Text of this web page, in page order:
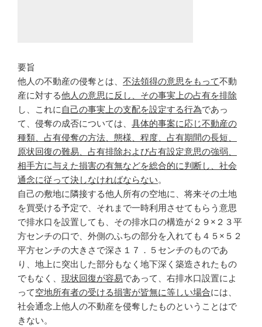
要旨
他人の不動産の侵奪とは、 不法領得の意思をもって不動
産に対する他人の意思に反し、その事実上の占有を排除
し、これに 自己の事実上の支配を設定する行為であっ
て、侵奪の成否については、 具体的事案に応じ不動産の
種類、占有侵奪の方法、態様、程度、占有期間の長短、
原状回復の難易、占有排除および占有設定意思の強弱、
相手方に与えた損害の有無などを総合的に判断し、社会
通念に従って決しなければならない。
自己の敷地に隣接する他人所有の空地に、将来その土地
を買受ける予定で、それまで一時利用させてもらう意思
で排水口を設置しても、その排水口の構造が２９×２３平
方センチの口で、外側のふちの部分を入れても４５×５２
平方センチの大きさで深さ１７．５センチのものであ
り、地上に突出した部分もなく地下深く築造されたもの
でもなく、 現状回復が容易であって、右排水口設置によ
って空地所有者の受ける損害が皆無に等しい場合には、
社会通念上他人の不動産を侵奪したものということはで
きない。